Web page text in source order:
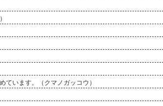
ています。（クマノガッコウ）